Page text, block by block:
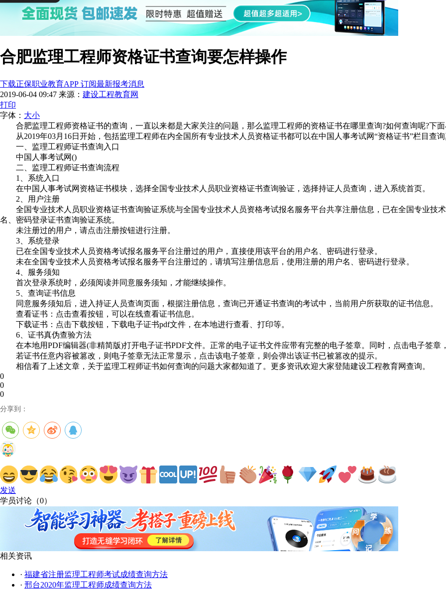
合肥监理工程师资格证书查询要怎样操作
下载正保职业教育APP 订阅最新报考消息
2019-06-04 09:47 来源： 建设工程教育网
打印
字体： 大小
合肥监理工程师资格证书的查询，一直以来都是大家关注的问题，那么监理工程师的资格证书在哪里查询?如何查询呢?下
从2019年03月16日开始，包括监理工程师在内全国所有专业技术人员资格证书都可以在中国人事考试网“资格证书”栏目查
一、监理工程师证书查询入口
中国人事考试网()
二、监理工程师证书查询流程
1、系统入口
在中国人事考试网资格证书模块，选择全国专业技术人员职业资格证书查询验证，选择持证人员查询，进入系统首页。
2、用户注册
全国专业技术人员职业资格证书查询验证系统与全国专业技术人员资格考试报名服务平台共享注册信息，已在全国专业技
名、密码登录证书查询验证系统。
未注册过的用户，请点击注册按钮进行注册。
3、系统登录
已在全国专业技术人员资格考试报名服务平台注册过的用户，直接使用该平台的用户名、密码进行登录。
未在全国专业技术人员资格考试报名服务平台注册过的，请填写注册信息后，使用注册的用户名、密码进行登录。
4、服务须知
首次登录系统时，必须阅读并同意服务须知，才能继续操作。
5、查询证书信息
同意服务须知后，进入持证人员查询页面，根据注册信息，查询已开通证书查询的考试中，当前用户所获取的证书信息。
查看证书：点击查看按钮，可以在线查看证书信息。
下载证书：点击下载按钮，下载电子证书pdf文件，在本地进行查看、打印等。
6、证书真伪查验方法
在本地用PDF编辑器(非精简版)打开电子证书PDF文件。正常的电子证书文件应带有完整的电子签章。同时，点击电子签章
若证书任意内容被篡改，则电子签章无法正常显示，点击该电子签章，则会弹出该证书已被篡改的提示。
相信看了上述文章，关于监理工程师证书如何查询的问题大家都知道了。更多资讯欢迎大家登陆建设工程教育网查询。
0
0
0
分享到：
发送
学员讨论（0）
相关资讯
· 福建省注册监理工程师考试成绩查询方法
· 邢台2020年监理工程师成绩查询方法